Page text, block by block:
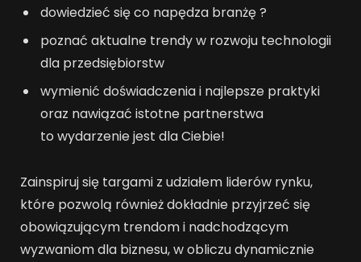
dowiedzieć się co napędza branżę ?
poznać aktualne trendy w rozwoju technologii
dla przedsiębiorstw
wymienić doświadczenia i najlepsze praktyki
oraz nawiązać istotne partnerstwa
to wydarzenie jest dla Ciebie!
Zainspiruj się targami z udziałem liderów rynku,
które pozwolą również dokładnie przyjrzeć się
obowiązującym trendom i nadchodzącym
wyzwaniom dla biznesu, w obliczu dynamicznie